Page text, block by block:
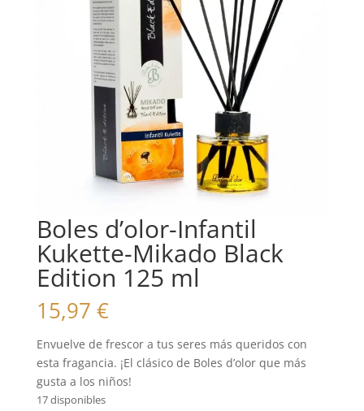
Boles d’olor-Infantil
Kukette-Mikado Black
Edition 125 ml
15,97 €
Envuelve de frescor a tus seres más queridos con
esta fragancia. ¡El clásico de Boles d’olor que más
gusta a los niños!
17 disponibles